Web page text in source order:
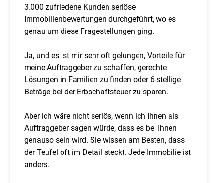
3.000 zufriedene Kunden seriöse
Immobilienbewertungen durchgeführt, wo es
genau um diese Fragestellungen ging.
Ja, und es ist mir sehr oft gelungen, Vorteile für
meine Auftraggeber zu schaffen, gerechte
Lösungen in Familien zu finden oder 6-stellige
Beträge bei der Erbschaftsteuer zu sparen.
Aber ich wäre nicht seriös, wenn ich Ihnen als
Auftraggeber sagen würde, dass es bei Ihnen
genauso sein wird. Sie wissen am Besten, dass
der Teufel oft im Detail steckt. Jede Immobilie ist
anders.